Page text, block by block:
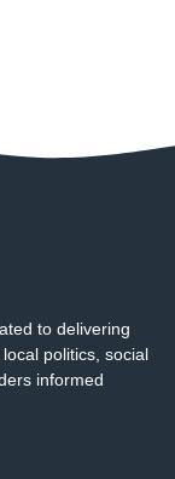
to delivering
politics, social
informed